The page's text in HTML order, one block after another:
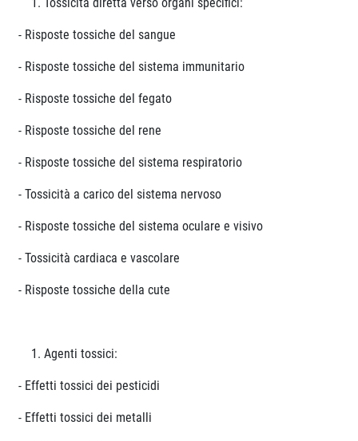
- Risposte tossiche del sangue
- Risposte tossiche del sistema immunitario
- Risposte tossiche del fegato
- Risposte tossiche del rene
- Risposte tossiche del sistema respiratorio
- Tossicità a carico del sistema nervoso
- Risposte tossiche del sistema oculare e visivo
- Tossicità cardiaca e vascolare
- Risposte tossiche della cute
Agenti tossici:
- Effetti tossici dei pesticidi
- Effetti tossici dei metalli